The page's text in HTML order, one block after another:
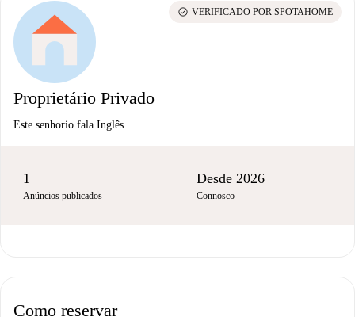
Proprietário Privado
Este senhorio fala Inglês
check_circle VERIFICADO POR SPOTAHOME
1
Anúncios publicados
Desde 2026
Connosco
Como reservar